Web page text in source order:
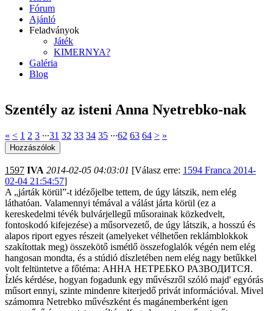
Fórum
Ajánló
Feladványok
Játék
KIMERNYA?
Galéria
Blog
Szentély az isteni Anna Nyetrebko-nak
« < 1 2 3 ∙∙∙31 32 33 34 35 ∙∙∙62 63 64 > »
1597 IVA 2014-02-05 04:03:01 [Válasz erre: 1594 Franca 2014-
02-04 21:54:57]
A „járták körül”-t idézőjelbe tettem, de úgy látszik, nem elég
láthatóan. Valamennyi témával a válást járta körül (ez a
kereskedelmi tévék bulvárjellegű műsorainak közkedvelt,
fontoskodó kifejezése) a műsorvezető, de úgy látszik, a hosszú és
alapos riport egyes részeit (amelyeket vélhetően reklámblokkok
szakítottak meg) összekötő ismétlő összefoglalók végén nem elég
hangosan mondta, és a stúdió díszletében nem elég nagy betűkkel
volt feltüntetve a főtéma: АННА НЕТРЕБКО РАЗВОДИТСЯ.
Ízlés kérdése, hogyan fogadunk egy művészről szóló majd' egyórás
műsort ennyi, szinte mindenre kiterjedő privát információval. Mivel
számomra Netrebko művészként és magánemberként igen